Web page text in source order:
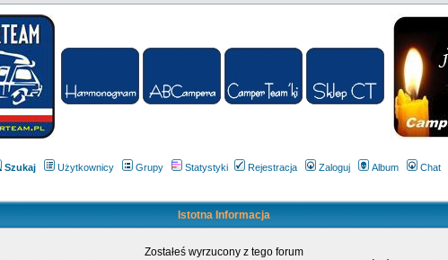
Szukaj Użytkownicy Grupy Statystyki Rejestracja Zaloguj Album Chat
Istotna Informacja
Zostałeś wyrzucony z tego forum